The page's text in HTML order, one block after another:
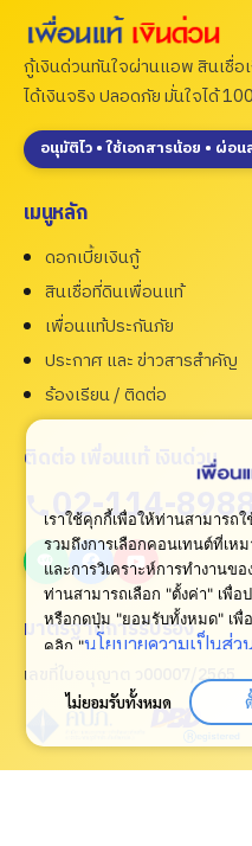
กู้เงินด่วนทันใจผ่านแอพ สินเชื่
ได้เงินจริง ปลอดภัย มั่นใจได้
อนุมัติไว • ใช้เอกสารน้อย • ผ่อ
เมนูหลัก
ดอกเบี้ยเงินกู้
สินเชื่อที่ดินเพื่อนแท้
เพื่อนแท้ประกันภัย
ประกาศ และ ข่าวสารสำคัญ
ร้องเรียน / ติดต่อ
ติดต่อ เพื่อนแท้ เงินด่วน
02-114-
มาตรฐานการรับรอง
เลขที่ใบอนุญาต ว00007/2565
เราใช้คุกกี้เพื่อให้ท่านสามารถ
รวมถึงการเลือกคอนเทนต์ที่เ
และการวิเคราะห์การทำงานข
ท่านสามารถเลือก "ตั้งค่า" เพื่
หรือกดปุ่ม "ยอมรับทั้งหมด" เพื่
คลิก "นโยบายความเป็นส่ว
ไม่ยอมรับทั้งหมด